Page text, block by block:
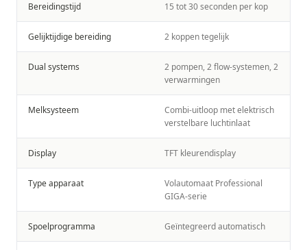
Bereidingstijd 15 tot 30 seconden per kop
Gelijktijdige bereiding 2 koppen tegelijk
Dual systems
2 pompen, 2 flow-systemen, 2
verwarmingen
Melksysteem
Combi-uitloop met elektrisch
verstelbare luchtinlaat
Display TFT kleurendisplay
Type apparaat
Volautomaat Professional
GIGA-serie
Spoelprogramma Geïntegreerd automatisch